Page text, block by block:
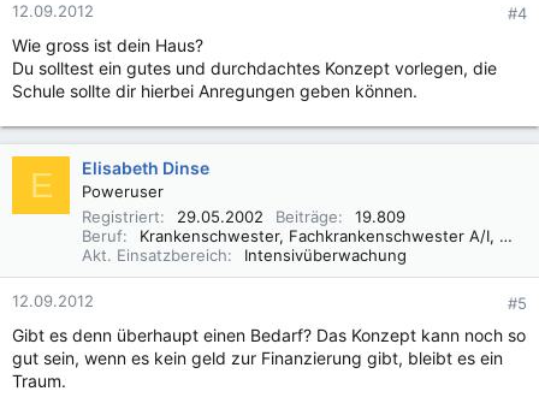
12.09.2012 #4
Wie gross ist dein Haus?
Du solltest ein gutes und durchdachtes Konzept vorlegen, die
Schule sollte dir hierbei Anregungen geben können.
E Elisabeth Dinse
Poweruser
Registriert
29.05.2002 Beiträge
19.809
Beruf
Krankenschwester, Fachkrankenschwester A/I, Praxisbegleiter Basale Stimulation
Akt. Einsatzbereich
Intensivüberwachung
12.09.2012 #5
Gibt es denn überhaupt einen Bedarf? Das Konzept kann noch so
gut sein, wenn es kein geld zur Finanzierung gibt, bleibt es ein
Traum.